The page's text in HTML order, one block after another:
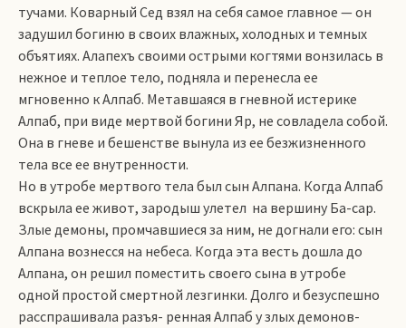
тучами. Коварный Сед взял на себя самое главное — он
задушил богиню в своих влажных, холодных и темных
объятиях. Алапехъ своими острыми когтями вонзилась в
нежное и теплое тело, подняла и перенесла ее
мгновенно к Алпаб. Метавшаяся в гневной истерике
Алпаб, при виде мертвой богини Яр, не совладела собой.
Она в гневе и бешенстве вынула из ее безжизненного
тела все ее внутренности.
Но в утробе мертвого тела был сын Алпана. Когда Алпаб
вскрыла ее живот, зародыш улетел на вершину Ба-сар.
Злые демоны, промчавшиеся за ним, не догнали его: сын
Алпана вознесся на небеса. Когда эта весть дошла до
Алпана, он решил поместить своего сына в утробе
одной простой смертной лезгинки. Долго и безуспешно
расспрашивала разъя- ренная Алпаб у злых демонов-